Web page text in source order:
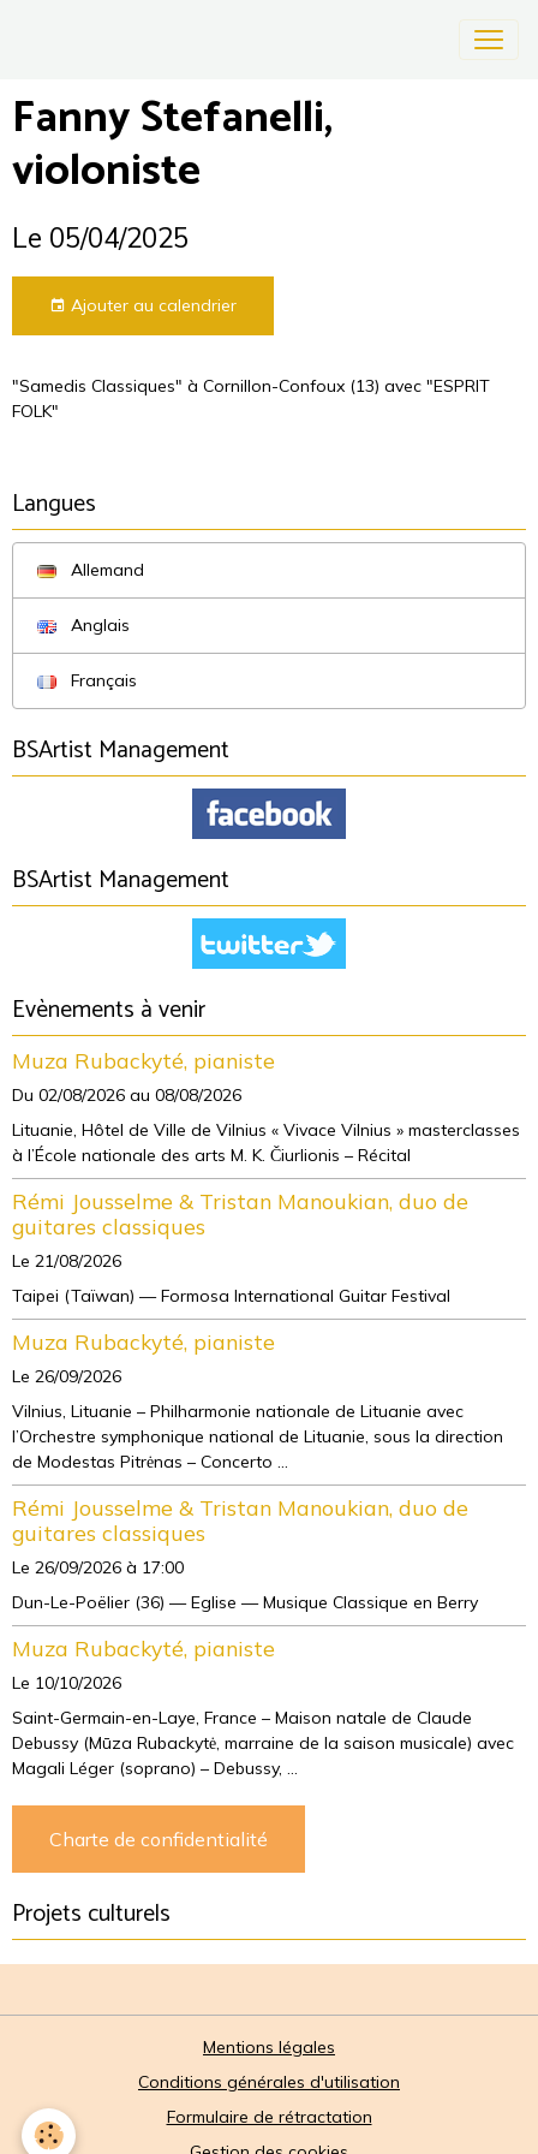
Fanny Stefanelli,
violoniste
Le 05/04/2025
Ajouter au calendrier
"Samedis Classiques" à Cornillon-Confoux (13) avec "ESPRIT
FOLK"
Langues
Allemand
Anglais
Français
BSArtist Management
BSArtist Management
Evènements à venir
Muza Rubackyté, pianiste
Du 02/08/2026 au 08/08/2026
Lituanie, Hôtel de Ville de Vilnius « Vivace Vilnius » masterclasses
à l’École nationale des arts M. K. Čiurlionis – Récital
Rémi Jousselme & Tristan Manoukian, duo de
guitares classiques
Le 21/08/2026
Taipei (Taïwan) — Formosa International Guitar Festival
Muza Rubackyté, pianiste
Le 26/09/2026
Vilnius, Lituanie – Philharmonie nationale de Lituanie avec
l’Orchestre symphonique national de Lituanie, sous la direction
de Modestas Pitrėnas – Concerto ...
Rémi Jousselme & Tristan Manoukian, duo de
guitares classiques
Le 26/09/2026 à 17:00
Dun-Le-Poëlier (36) — Eglise — Musique Classique en Berry
Muza Rubackyté, pianiste
Le 10/10/2026
Saint-Germain-en-Laye, France – Maison natale de Claude
Debussy (Mūza Rubackytė, marraine de la saison musicale) avec
Magali Léger (soprano) – Debussy, ...
Charte de confidentialité
Projets culturels
Mentions légales
Conditions générales d'utilisation
Formulaire de rétractation